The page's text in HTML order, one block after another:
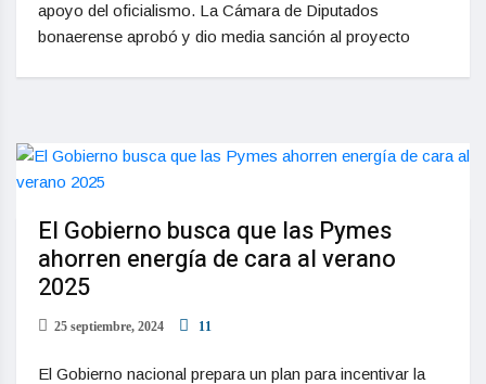
apoyo del oficialismo. La Cámara de Diputados
bonaerense aprobó y dio media sanción al proyecto
El Gobierno busca que las Pymes
ahorren energía de cara al verano
2025
25 septiembre, 2024 11
El Gobierno nacional prepara un plan para incentivar la